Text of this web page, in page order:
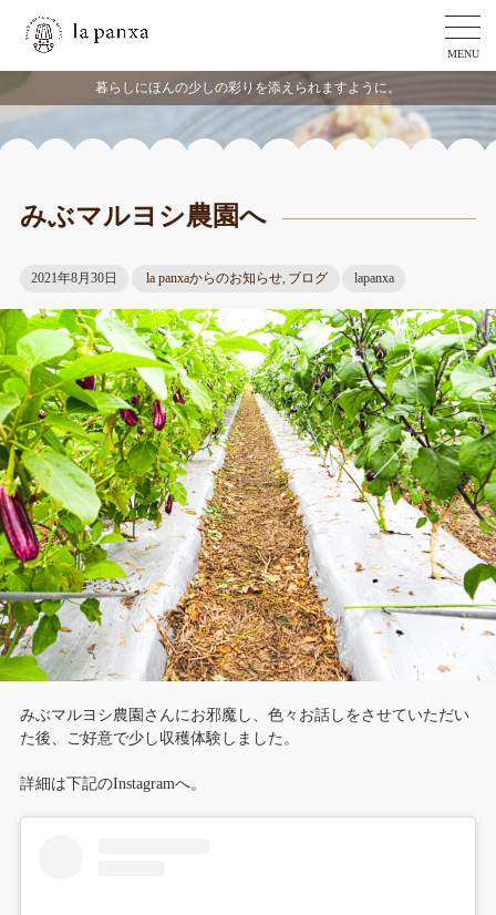
MENU
暮らしにほんの少しの彩りを添えられますように。
みぶマルヨシ農園へ
2021年8月30日 la panxaからのお知らせ, ブログ lapanxa
みぶマルヨシ農園さんにお邪魔し、色々お話しをさせていただい
た後、ご好意で少し収穫体験しました。
詳細は下記のInstagramへ。